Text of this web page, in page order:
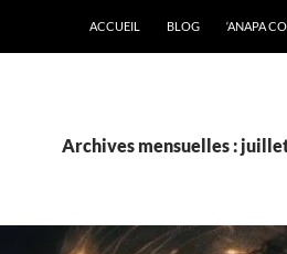
ACCUEIL BLOG ‘ANAPA
Archives mensuelles :